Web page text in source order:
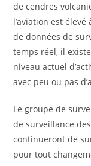
de cendres
l’aviation est
de données de
temps réel, il
niveau actuel
avec peu ou pas
Le groupe de
de surveillance
continueront de
pour tout